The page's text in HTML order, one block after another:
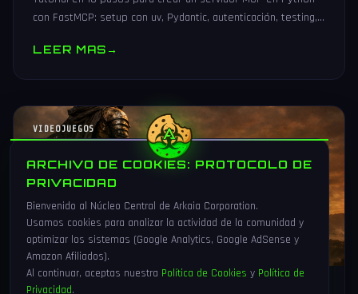
con FastMCP: setup con uv, Pydantic, autenticación, testing,
LEER MAS→
VIDEOJUEGOS
ARCHIVO DE COOKIES: PROTOCOLO DE
PRIVACIDAD
Bienvenido al Núcleo Central de Arkaia Corporation.
Usamos cookies para analizar la actividad de la comunidad y
optimizar los sistemas (Google Analytics, Google AdSense y
Amazon Afiliados).
Al continuar, aceptas nuestra Política de Cookies y Política de
Privacidad.